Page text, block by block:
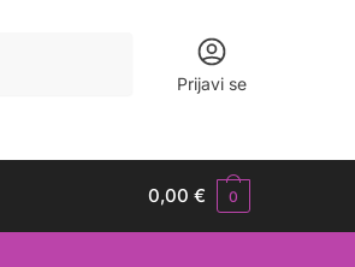
Prijavi se
0,00€ 0